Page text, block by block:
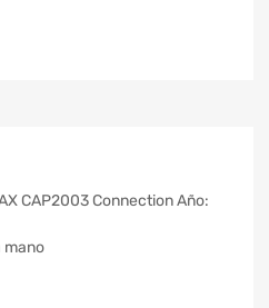
CAP2003 Connection Año:
mano